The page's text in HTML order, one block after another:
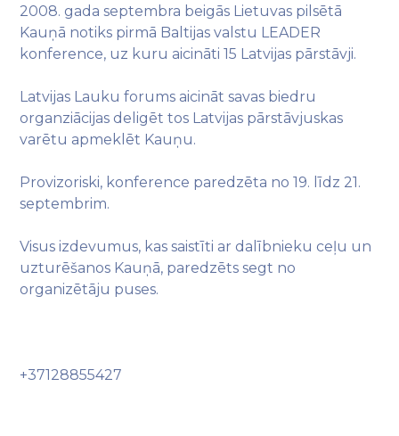
2008. gada septembra beigās Lietuvas pilsētā
Kauņā notiks pirmā Baltijas valstu LEADER
konference, uz kuru aicināti 15 Latvijas pārstāvji.
Latvijas Lauku forums aicināt savas biedru
organziācijas deligēt tos Latvijas pārstāvjuskas
varētu apmeklēt Kauņu.
Provizoriski, konference paredzēta no 19. līdz 21.
septembrim.
Visus izdevumus, kas saistīti ar dalībnieku ceļu un
uzturēšanos Kauņā, paredzēts segt no
organizētāju puses.
+37128855427